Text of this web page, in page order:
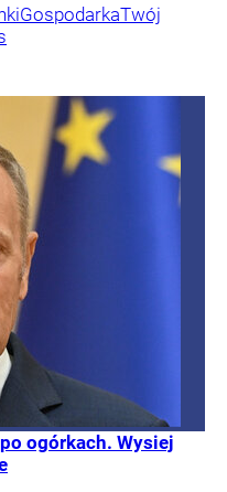
GospodarkaTwój
ogórkach. Wysiej